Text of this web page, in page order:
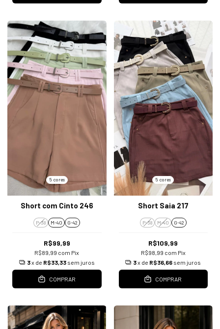
5 cores
Short com Cinto 246
P-38 M-40 G-42
R$99,99
R$89,99 com Pix
3x de R$33,33 sem juros
COMPRAR
5 cores
Short Saia 217
P-38 M-40 G-42
R$109,99
R$98,99 com Pix
3x de R$36,66 sem juros
COMPRAR